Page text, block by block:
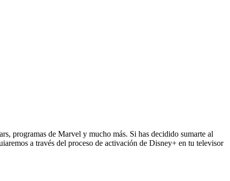
programas de Marvel y mucho más. Si has decidido sumarte al
a través del proceso de activación de Disney+ en tu televisor